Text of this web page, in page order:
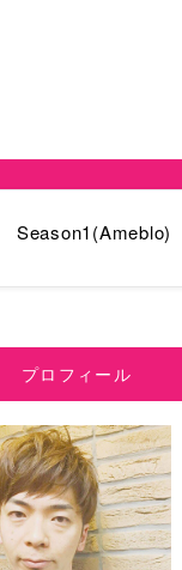
Season1(Ameblo)
プロフィール